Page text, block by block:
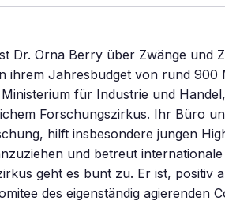
Dr. Orna Berry über Zwänge und
ihrem Jahresbudget von rund 900
Ministerium für Industrie und
Forschungszirkus. Ihr Büro
hilft insbesondere jungen
und betreut
geht es bunt zu. Er ist, positiv
des eigenständig agierenden